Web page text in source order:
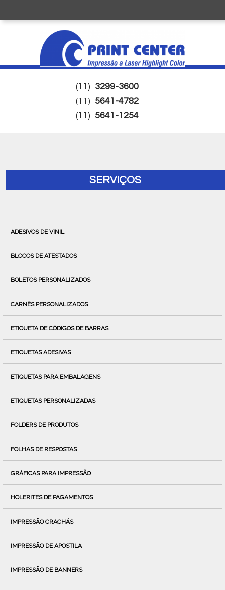
(11) 3299-3600
(11) 5641-4782
(11) 5641-1254
SERVIÇOS
ADESIVOS DE VINIL
BLOCOS DE ATESTADOS
BOLETOS PERSONALIZADOS
CARNÊS PERSONALIZADOS
ETIQUETA DE CÓDIGOS DE BARRAS
ETIQUETAS ADESIVAS
ETIQUETAS PARA EMBALAGENS
ETIQUETAS PERSONALIZADAS
FOLDERS DE PRODUTOS
FOLHAS DE RESPOSTAS
GRÁFICAS PARA IMPRESSÃO
HOLERITES DE PAGAMENTOS
IMPRESSÃO CRACHÁS
IMPRESSÃO DE APOSTILA
IMPRESSÃO DE BANNERS